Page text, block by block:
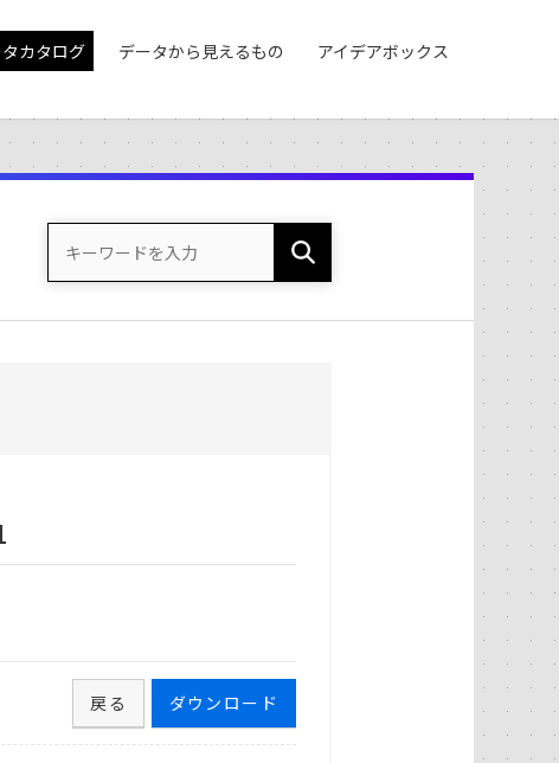
カタログ データから見えるもの アイデアボックス
ダウンロード
戻る